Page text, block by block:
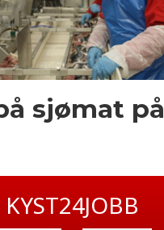
sjømat på
KYST24JOBB